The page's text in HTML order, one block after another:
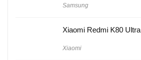
Samsung
Xiaomi Redmi K80 Ultra
Xiaomi